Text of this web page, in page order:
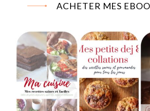
ACHETER MES